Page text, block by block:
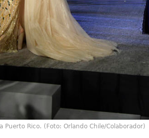
Puerto Rico. (Foto: Orlando Chile/Colaborador)